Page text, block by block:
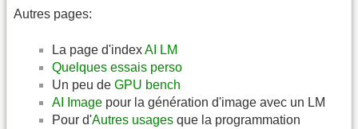
Autres pages:
La page d'indexAI LM
Quelques essais perso
Un peu de GPU bench
AI Image pour la génération d'image avec un LM
Pour d'Autres usages que la programmation